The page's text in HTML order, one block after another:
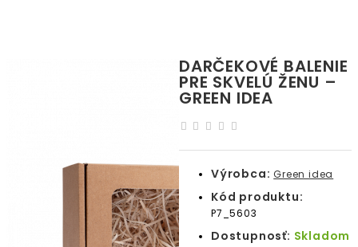
DARČEKOVÉ BALENIE
PRE SKVELÚ ŽENU –
GREEN IDEA
Výrobca: Green idea
Kód produktu:
P7_5603
Dostupnosť: Skladom